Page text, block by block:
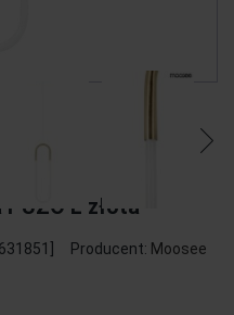
L złota
Producent: Moosee